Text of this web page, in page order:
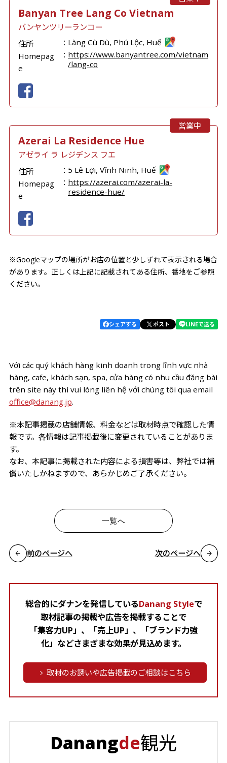
Banyan Tree Lang Co Vietnam
バンヤンツリーランコー
住所
Làng Cù Dù, Phú Lộc, Huế
Homepag
e
https://www.banyantree.com/vietnam
/lang-co
営業中
Azerai La Residence Hue
アゼライ ラ レジデンス フエ
住所
5 Lê Lợi, Vĩnh Ninh, Huế
Homepag
e
https://azerai.com/azerai-la-
residence-hue/
※Googleマップの場所がお店の位置と少しずれて表示される場合
があります。正しくは上記に記載されてある住所、番地をご参照
ください。
シェアする ポスト LINEで送る
Với các quý khách hàng kinh doanh trong lĩnh vực nhà
hàng, cafe, khách sạn, spa, cửa hàng có nhu cầu đăng bài
trên site này thì vui lòng liên hệ với chúng tôi qua email
office@danang.jp.
※本記事掲載の店舗情報、料金などは取材時点で確認した情
報です。各情報は記事掲載後に変更されていることがありま
す。
なお、本記事に掲載された内容による損害等は、弊社では補
償いたしかねますので、あらかじめご了承ください。
前のページへ
一覧へ
次のページへ
総合的にダナンを発信しているDanang Styleで
取材記事の掲載や広告を掲載することで
「集客力UP」、「売上UP」、「ブランド力強
化」などさまざまな効果が見込めます。
取材のお誘いや広告掲載のご相談はこちら
Danangde観光